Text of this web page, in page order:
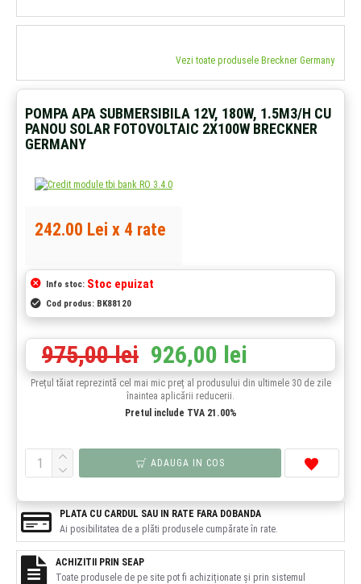
Vezi toate produsele Breckner Germany
POMPA APA SUBMERSIBILA 12V, 180W, 1.5M3/H CU
PANOU SOLAR FOTOVOLTAIC 2X100W BRECKNER
GERMANY
Info stoc: Stoc epuizat
Cod produs: BK88120
926,00 lei
975,00 lei
Prețul tăiat reprezintă cel mai mic preț al produsului din ultimele 30 de zile
înaintea aplicării reducerii.
Pretul include TVA 21.00%
ADAUGA IN COS
242.00 Lei x 4 rate
PLATA CU CARDUL SAU IN RATE FARA DOBANDA
Ai posibilitatea de a plăti produsele cumpărate în rate.
ACHIZITII PRIN SEAP
Toate produsele de pe site pot fi achiziționate și prin sistemul